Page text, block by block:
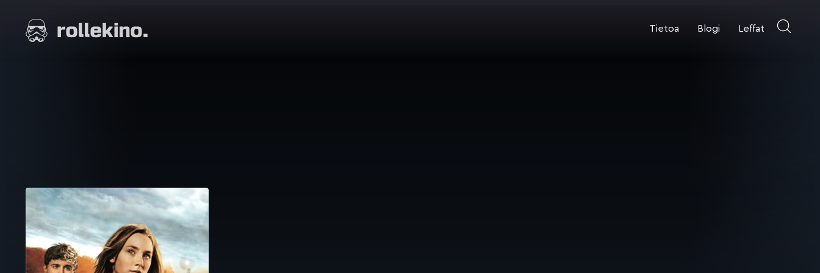
suoraan
sisältöön
Elokuvat ja elokuva-arviot | Rollekino.fi
Tietoa Blogi Leffat